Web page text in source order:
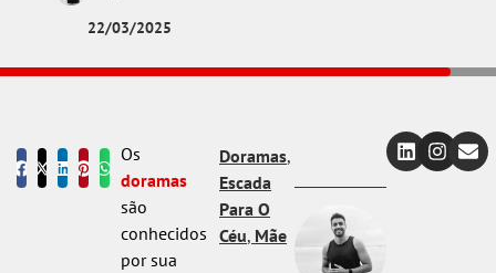
22/03/2025
Os
doramas
são
conhecidos
por sua
Doramas,
Escada
Para O
Céu, Mãe